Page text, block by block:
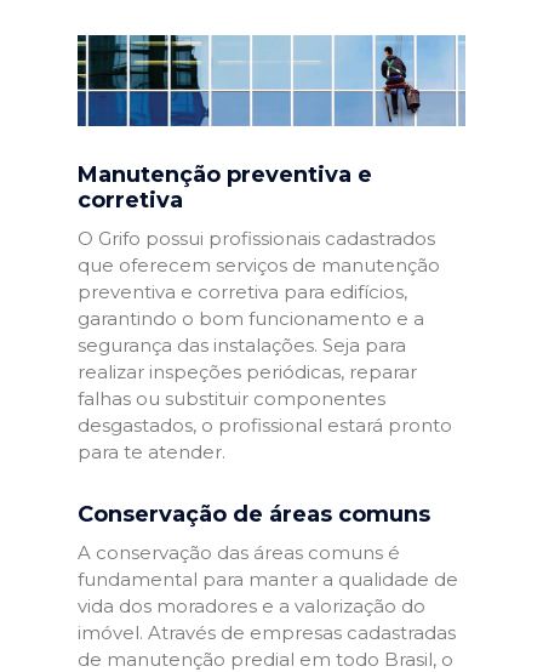
Manutenção preventiva e
corretiva
O Grifo possui profissionais cadastrados
que oferecem serviços de manutenção
preventiva e corretiva para edifícios,
garantindo o bom funcionamento e a
segurança das instalações. Seja para
realizar inspeções periódicas, reparar
falhas ou substituir componentes
desgastados, o profissional estará pronto
para te atender.
Conservação de áreas comuns
A conservação das áreas comuns é
fundamental para manter a qualidade de
vida dos moradores e a valorização do
imóvel. Através de empresas cadastradas
de manutenção predial em todo Brasil, o